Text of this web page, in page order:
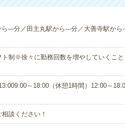
---分／田主丸駅から---分／大善寺駅から
制※徐々に勤務回数を増やしていくこと
～18:00（休憩1時間）12:00～
談ください！